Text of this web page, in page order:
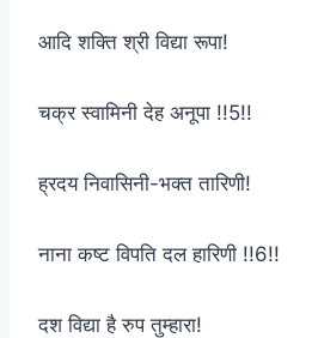
आदि शक्ति श्री विद्या रूपा!
चक्र स्वामिनी देह अनूपा !!5!!
ह्रदय निवासिनी-भक्त तारिणी!
नाना कष्ट विपति दल हारिणी !!6!!
दश विद्या है रुप तुम्हारा!